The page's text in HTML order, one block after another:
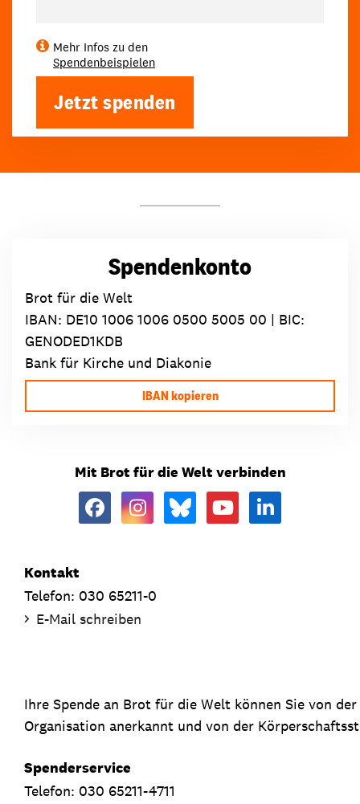
Mehr Infos zu den
Spendenbeispielen
Jetzt spenden
Spendenkonto
Brot für die Welt
IBAN: DE10 1006 1006 0500 5005 00 | BIC:
GENODED1KDB
Bank für Kirche und Diakonie
IBAN kopieren
Mit Brot für die Welt verbinden
Kontakt
Telefon: 030 65211-0
E-Mail schreiben
Ihre Spende an Brot für die Welt können Sie von
Organisation anerkannt und von der
Spenderservice
Telefon: 030 65211-4711